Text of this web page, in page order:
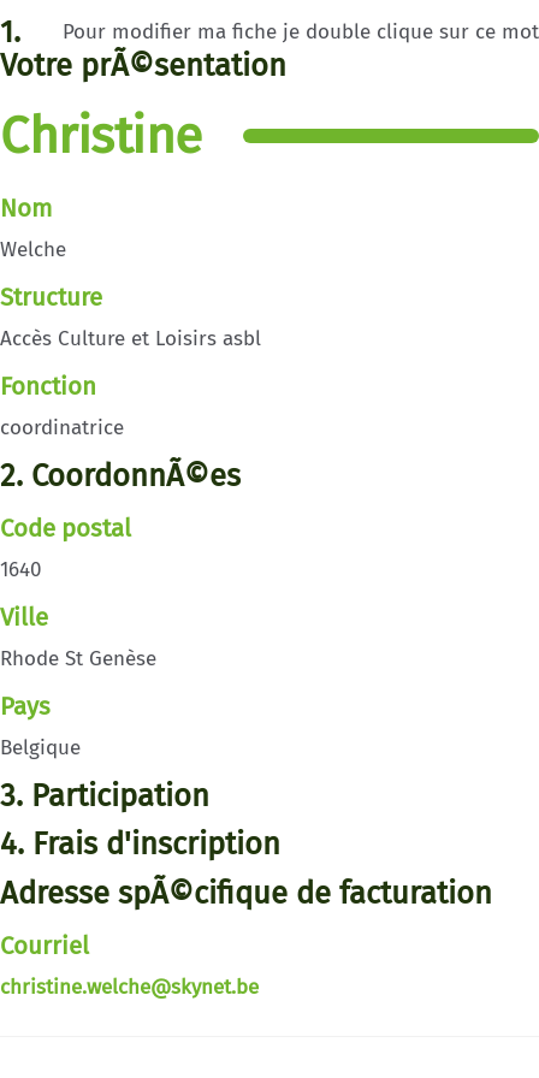
Pour modifier ma fiche je double clique sur ce mot
1.
Votre prÃ©sentation
Christine
Nom
Welche
Structure
Accès Culture et Loisirs asbl
Fonction
coordinatrice
2. CoordonnÃ©es
Code postal
1640
Ville
Rhode St Genèse
Pays
Belgique
3. Participation
4. Frais d'inscription
Adresse spÃ©cifique de facturation
Courriel
christine.welche@skynet.be